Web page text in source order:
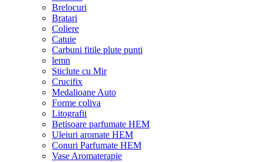
Brelocuri
Bratari
Coliere
Catuie
Carbuni fitile plute punti
lemn
Sticlute cu Mir
Crucifix
Medalioane Auto
Forme coliva
Litografii
Betisoare parfumate HEM
Uleiuri aromate HEM
Conuri Parfumate HEM
Vase Aromaterapie